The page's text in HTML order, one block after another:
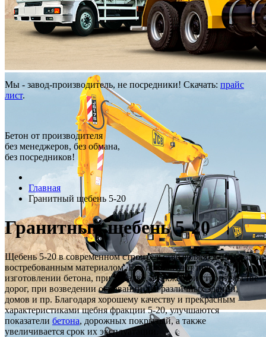
Мы - завод-производитель, не посредники! Скачать: прайс
лист.
Бетон от производителя
без менеджеров, без обмана,
без посредников!
Главная
Гранитный щебень 5-20
Гранитный щебень 5-20
Щебень 5-20 в современном строительстве является очень
востребованным материалом. Его используют при
изготовлении бетона, при укладке, а также при строительстве
дорог, при возведении оснований для различных зданий,
домов и пр. Благодаря хорошему качеству и прекрасным
характеристиками щебня фракции 5-20, улучшаются
показатели бетона, дорожных покрытый, а также
увеличивается срок их эксплуатации.